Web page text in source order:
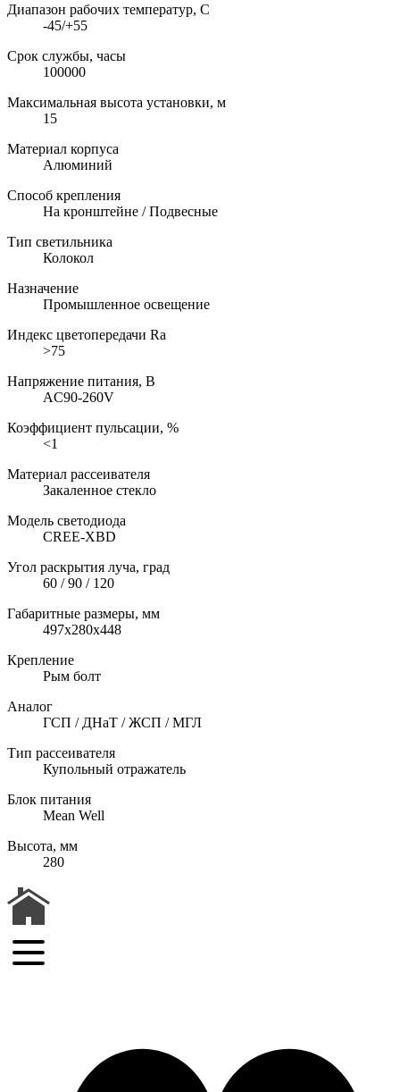
Диапазон рабочих температур, C
-45/+55
Срок службы, часы
100000
Максимальная высота установки, м
15
Материал корпуса
Алюминий
Способ крепления
На кронштейне / Подвесные
Тип светильника
Колокол
Назначение
Промышленное освещение
Индекс цветопередачи Ra
>75
Напряжение питания, В
AC90-260V
Коэффициент пульсации, %
<1
Материал рассеивателя
Закаленное стекло
Модель светодиода
CREE-XBD
Угол раскрытия луча, град
60 / 90 / 120
Габаритные размеры, мм
497x280x448
Крепление
Рым болт
Аналог
ГСП / ДНаТ / ЖСП / МГЛ
Тип рассеивателя
Купольный отражатель
Блок питания
Mean Well
Высота, мм
280